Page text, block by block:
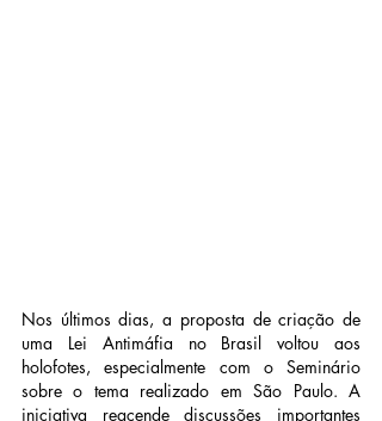
Nos últimos dias, a proposta de criação de
uma Lei Antimáfia no Brasil voltou aos
holofotes, especialmente com o Seminário
sobre o tema realizado em São Paulo. A
iniciativa reacende discussões importantes